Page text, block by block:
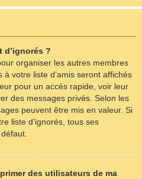
d’ignorés ?
organiser les autres membres
votre liste d’amis seront affichés
pour un accès rapide, voir leur
des messages privés. Selon les
peuvent être mis en valeur. Si
liste d’ignorés, tous ses
des utilisateurs de ma